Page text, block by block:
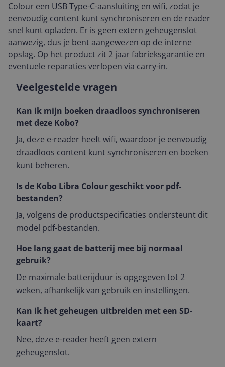
Colour een USB Type-C-aansluiting en wifi, zodat je
eenvoudig content kunt synchroniseren en de reader
snel kunt opladen. Er is geen extern geheugenslot
aanwezig, dus je bent aangewezen op de interne
opslag. Op het product zit 2 jaar fabrieksgarantie en
eventuele reparaties verlopen via carry-in.
Veelgestelde vragen
Kan ik mijn boeken draadloos synchroniseren
met deze Kobo?
Ja, deze e-reader heeft wifi, waardoor je eenvoudig
draadloos content kunt synchroniseren en boeken
kunt beheren.
Is de Kobo Libra Colour geschikt voor pdf-
bestanden?
Ja, volgens de productspecificaties ondersteunt dit
model pdf-bestanden.
Hoe lang gaat de batterij mee bij normaal
gebruik?
De maximale batterijduur is opgegeven tot 2
weken, afhankelijk van gebruik en instellingen.
Kan ik het geheugen uitbreiden met een SD-
kaart?
Nee, deze e-reader heeft geen extern
geheugenslot.